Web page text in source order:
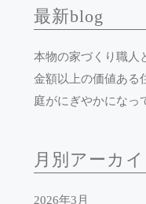
最新blog
本物の家づくり職人
金額以上の価値ある
庭がにぎやかになっ
月別アーカ
2026年3月